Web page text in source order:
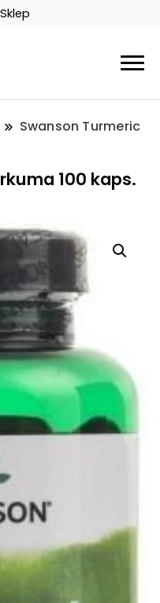
Sklep
Swanson Turmeric
100 kaps.